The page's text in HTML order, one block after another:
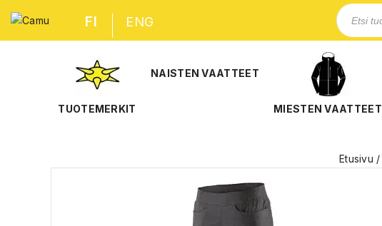
FI ENG
TUOTEMERKIT
NAISTEN VAATTEET
MIESTEN VAATTEET
Etusivu /